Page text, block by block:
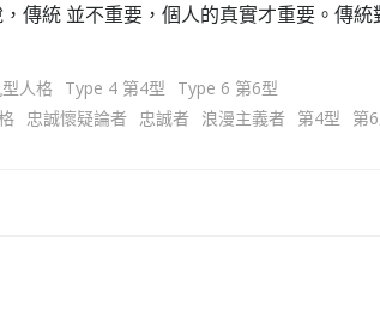
傳統 並不重要，個人的真實才重要。傳
人格 Type 4 第4型
Type 6 第6型
忠誠懷疑論者 忠誠者 浪漫主義者 第4型 第